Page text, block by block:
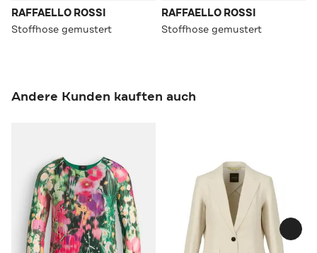
RAFFAELLO ROSSI
Stoffhose gemustert
RAFFAELLO ROSSI
Stoffhose gemustert
Andere Kunden kauften auch